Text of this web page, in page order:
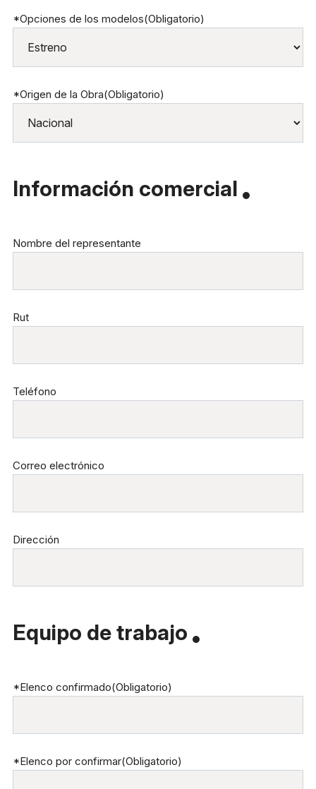
*Opciones de los modelos(Obligatorio)
*Origen de la Obra(Obligatorio)
Información comercial
Nombre del representante
Rut
Teléfono
Correo electrónico
Dirección
Equipo de trabajo
*Elenco confirmado(Obligatorio)
*Elenco por confirmar(Obligatorio)